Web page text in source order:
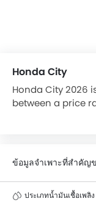
Honda City
Honda City 2026
between a price
mm L x 1748 mm
reviewed City on
comfort, and
competitors are
ข้อมูลจำเพาะที่สำคัญ
ประเภทน้ำมันเชื้อเพลิง